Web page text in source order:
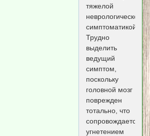
тяжелой
неврологической
симптоматикой.
Трудно
выделить
ведущий
симптом,
поскольку
головной мозг
поврежден
тотально, что
сопровождается
угнетением